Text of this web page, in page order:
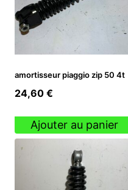
amortisseur piaggio zip 50 4t
24,60 €
Ajouter au panier